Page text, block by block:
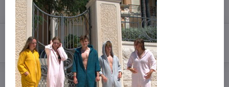
3,99 €
Do košíka
Pridať k Obľúbeným
Doručenia